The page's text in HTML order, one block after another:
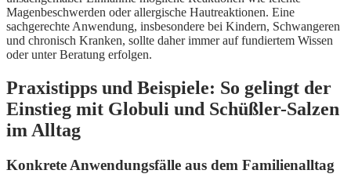
Magenbeschwerden oder allergische Hautreaktionen. Eine
sachgerechte Anwendung, insbesondere bei Kindern, Schwangeren
und chronisch Kranken, sollte daher immer auf fundiertem Wissen
oder unter Beratung erfolgen.
Praxistipps und Beispiele: So gelingt der
Einstieg mit Globuli und Schüßler-Salzen
im Alltag
Konkrete Anwendungsfälle aus dem Familienalltag